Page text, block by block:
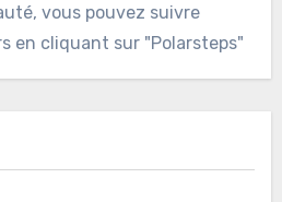
vous pouvez suivre
en cliquant sur "Polarsteps"